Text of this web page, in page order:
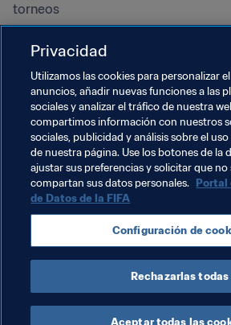
torneos
Derechos humanos y lucha
contra la discriminación
Salud y atención médica
Iniciativas educativas
TÉRMINOS DE SERVICIO
PORTAL DE PROTECCIÓN DE DATOS DE LA
DESCÁRGALO
CONFIGURACIÓN DE COOKIES
Copyright © 1994 - 2025 FIFA. Reservados todos los
Privacidad
Utilizamos las cookies para personalizar
anuncios, añadir nuevas funciones a las
sociales y analizar el tráfico de nuestra
compartimos información con nuestros
sociales, publicidad y análisis sobre el
de nuestra página. Use los botones de la
ajustar sus preferencias y solicitar que no
compartan sus datos personales. Portal
de Datos de la FIFA
Configuración de
Rechazarlas todas
Aceptar todas las